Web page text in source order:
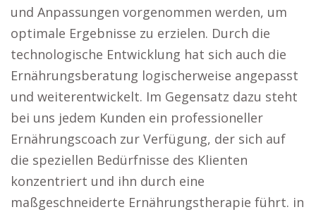
und Anpassungen vorgenommen werden, um
optimale Ergebnisse zu erzielen. Durch die
technologische Entwicklung hat sich auch die
Ernährungsberatung logischerweise angepasst
und weiterentwickelt. Im Gegensatz dazu steht
bei uns jedem Kunden ein professioneller
Ernährungscoach zur Verfügung, der sich auf
die speziellen Bedürfnisse des Klienten
konzentriert und ihn durch eine
maßgeschneiderte Ernährungstherapie führt. in